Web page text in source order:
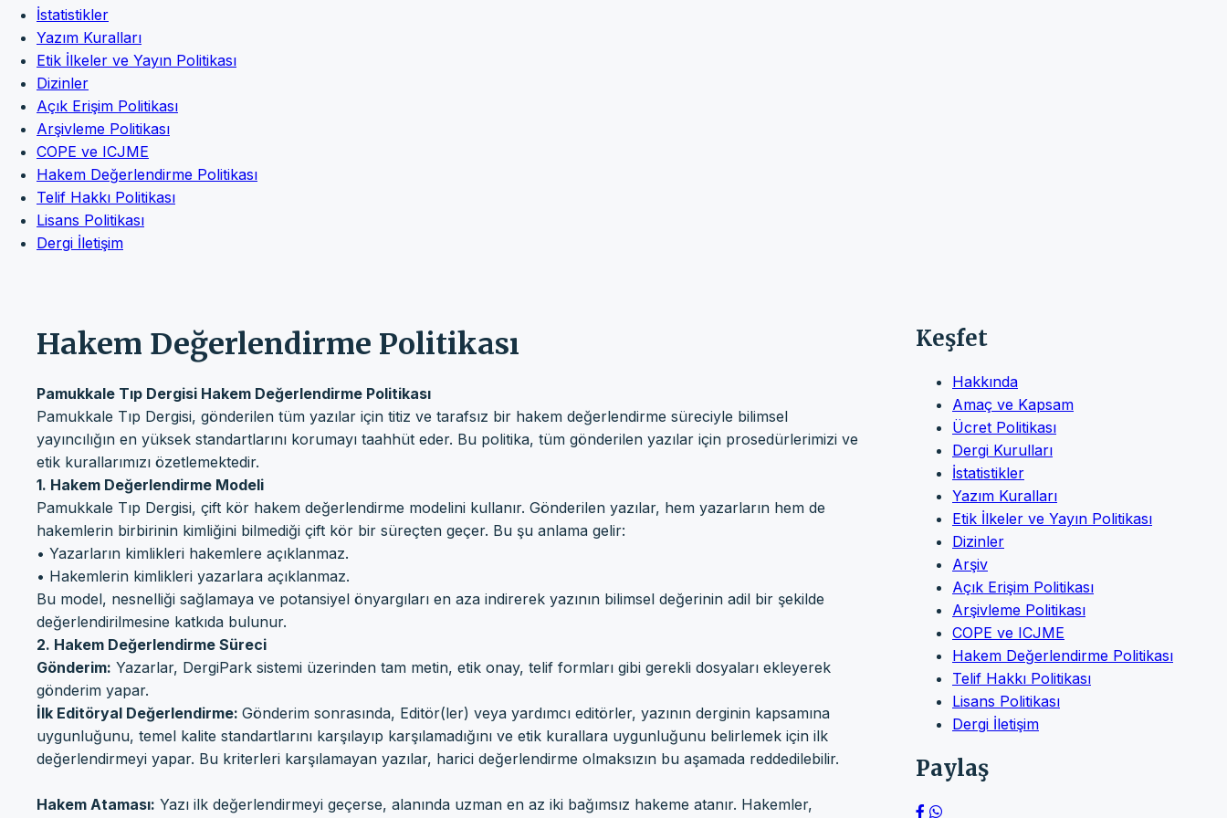
İstatistikler
Yazım Kuralları
Etik İlkeler ve Yayın Politikası
Dizinler
Açık Erişim Politikası
Arşivleme Politikası
COPE ve ICJME
Hakem Değerlendirme Politikası
Telif Hakkı Politikası
Lisans Politikası
Dergi İletişim
Hakem Değerlendirme Politikası
Pamukkale Tıp Dergisi Hakem Değerlendirme Politikası
Pamukkale Tıp Dergisi, gönderilen tüm yazılar için titiz ve tarafsız bir hakem değerlendirme süreciyle bilimsel
yayıncılığın en yüksek standartlarını korumayı taahhüt eder. Bu politika, tüm gönderilen yazılar için prosedürlerimizi ve
etik kurallarımızı özetlemektedir.
1. Hakem Değerlendirme Modeli
Pamukkale Tıp Dergisi, çift kör hakem değerlendirme modelini kullanır. Gönderilen yazılar, hem yazarların hem de
hakemlerin birbirinin kimliğini bilmediği çift kör bir süreçten geçer. Bu şu anlama gelir:
• Yazarların kimlikleri hakemlere açıklanmaz.
• Hakemlerin kimlikleri yazarlara açıklanmaz.
Bu model, nesnelliği sağlamaya ve potansiyel önyargıları en aza indirerek yazının bilimsel değerinin adil bir şekilde
değerlendirilmesine katkıda bulunur.
2. Hakem Değerlendirme Süreci
Gönderim: Yazarlar, DergiPark sistemi üzerinden tam metin, etik onay, telif formları gibi gerekli dosyaları ekleyerek
gönderim yapar.
İlk Editöryal Değerlendirme: Gönderim sonrasında, Editör(ler) veya yardımcı editörler, yazının derginin kapsamına
uygunluğunu, temel kalite standartlarını karşılayıp karşılamadığını ve etik kurallara uygunluğunu belirlemek için ilk
değerlendirmeyi yapar. Bu kriterleri karşılamayan yazılar, harici değerlendirme olmaksızın bu aşamada reddedilebilir.
Hakem Ataması: Yazı ilk değerlendirmeyi geçerse, alanında uzman en az iki bağımsız hakeme atanır. Hakemler,
Keşfet
Hakkında
Amaç ve Kapsam
Ücret Politikası
Dergi Kurulları
İstatistikler
Yazım Kuralları
Etik İlkeler ve Yayın Politikası
Dizinler
Arşiv
Açık Erişim Politikası
Arşivleme Politikası
COPE ve ICJME
Hakem Değerlendirme Politikası
Telif Hakkı Politikası
Lisans Politikası
Dergi İletişim
Paylaş